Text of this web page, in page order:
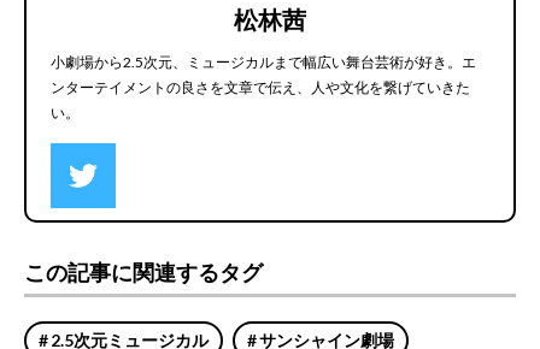
松林茜
小劇場から2.5次元、ミュージカルまで幅広い舞台芸術が好き。エ
ンターテイメントの良さを文章で伝え、人や文化を繋げていきた
い。
この記事に関連するタグ
2.5次元ミュージカル サンシャイン劇場